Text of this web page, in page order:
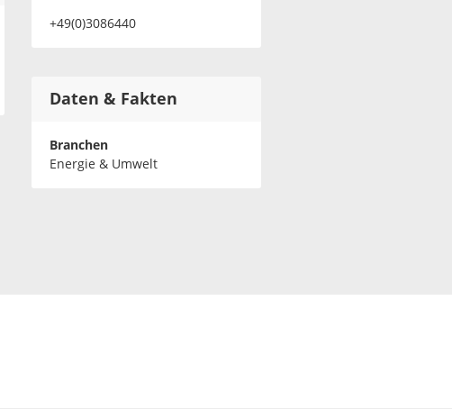
+49(0)3086440
Daten & Fakten
Branchen
Energie & Umwelt